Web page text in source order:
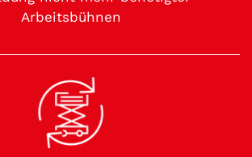
Arbeitsbühnen